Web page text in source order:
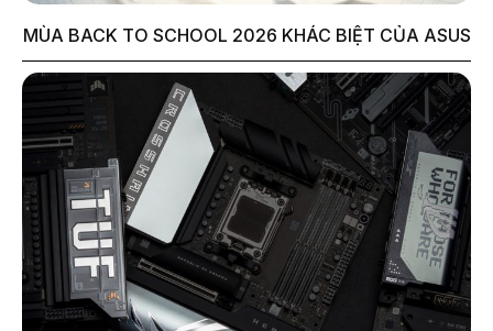
MÙA BACK TO SCHOOL 2026 KHÁC BIỆT CỦA ASUS